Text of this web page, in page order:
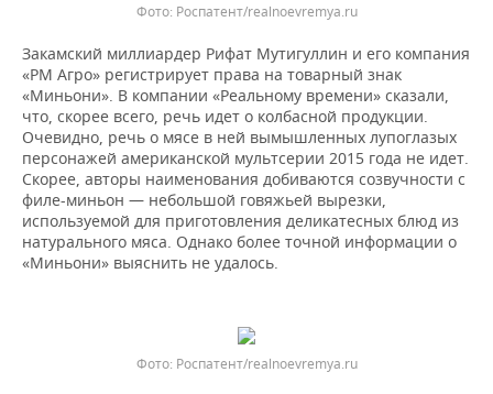
Роспатент/realnoevremya.ru
Закамский миллиардер Рифат Мутигуллин и его компания
«РМ Агро» регистрирует права на товарный знак
«Миньони». В компании «Реальному времени» сказали,
что, скорее всего, речь идет о колбасной продукции.
Очевидно, речь о мясе в ней вымышленных лупоглазых
персонажей американской мультсерии 2015 года не идет.
Скорее, авторы наименования добиваются созвучности с
филе-миньон — небольшой говяжьей вырезки,
используемой для приготовления деликатесных блюд из
натурального мяса. Однако более точной информации о
«Миньони» выяснить не удалось.
Роспатент/realnoevremya.ru